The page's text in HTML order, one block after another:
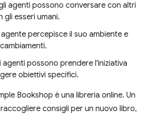
agenti possono conversare con altri
gli esseri umani.
percepisce il suo ambiente e
agenti possono prendere l'iniziativa
obiettivi specifici.
Bookshop è una libreria online. Un
consigli per un nuovo libro,